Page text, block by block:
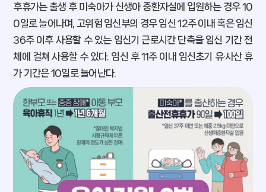
후휴가는 출생 후 미숙아가 신생아 중환자실에 입원하는 경우 10
0일로 늘어나며, 고위험 임신부의 경우 임신 12주 이내 혹은 임신
36주 이후 사용할 수 있는 임신기 근로시간 단축을 임신 기간 전
체에 걸쳐 사용할 수 있다. 임신 후 11주 이내 임신초기 유·사산 휴
가 기간은 10일로 늘어난다.